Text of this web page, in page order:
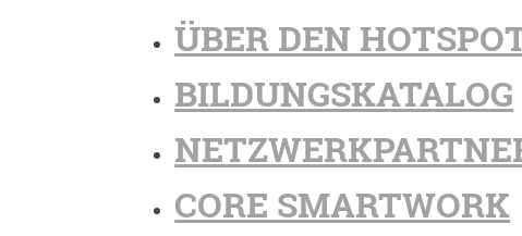
ÜBER DEN
BILDUNGSKATALOG
CORE SMARTWORK